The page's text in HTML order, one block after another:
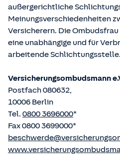
außergerichtliche
Meinungsverschiedenheiten
Versicherern. Die
eine unabhängige und für
arbeitende Schlichtungsstelle.
Versicherungsombudsmann
Postfach 080632,
10006 Berlin
Tel. 0800 3696000*
Fax 0800 3699000*